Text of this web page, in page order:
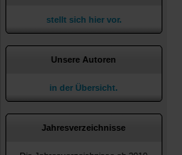
stellt sich hier vor.
Unsere Autoren
in der Übersicht.
Jahresverzeichnisse